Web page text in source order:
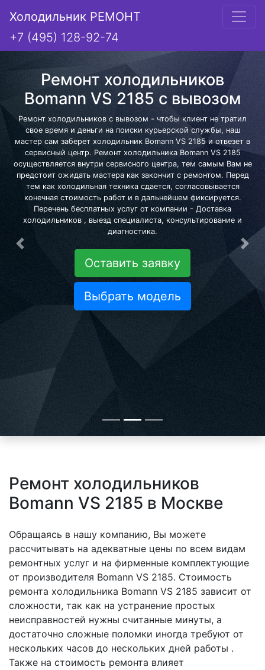
Холодильник РЕМОНТ
+7 (495) 128-92-74
Ремонт холодильников
Bomann VS 2185 с вывозом
Ремонт холодильников с вывозом - чтобы клиент не тратил
свое время и деньги на поиски курьерской службы, наш
мастер сам заберет холодильник Bomann VS 2185 и отвезет в
сервисный центр. Ремонт холодильника Bomann VS 2185
осуществляется внутри сервисного центра, тем самым Вам не
предстоит ожидать мастера как закончит с ремонтом. Перед
тем как холодильная техника сдается, согласовывается
конечная стоимость работ и в дальнейшем фиксируется.
Перечень бесплатных услуг от компании - Доставка
холодильников , выезд специалиста, консультирование и
диагностика.
Оставить заявку
Выбрать модель
Предыдущая
Ремонт холодильников
Bomann VS 2185 в Москве
Обращаясь в нашу компанию, Вы можете
рассчитывать на адекватные цены по всем видам
ремонтных услуг и на фирменные комплектующие
от производителя Bomann VS 2185. Стоимость
ремонта холодильника Bomann VS 2185 зависит от
сложности, так как на устранение простых
неисправностей нужны считанные минуты, а
достаточно сложные поломки иногда требуют от
нескольких часов до нескольких дней работы .
Также на стоимость ремонта влияет